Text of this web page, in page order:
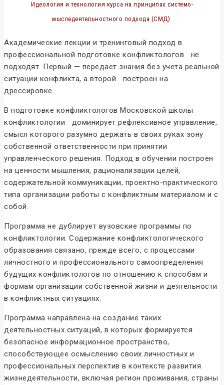
Идеология и технология курса на принципах системо-
мыследеятельностного подхода (СМД)
Академические лекции и тренинговый подход в
профессиональной подготовке конфликтологов не
подходят. Первый — передает знания без учета реальной
ситуации конфликта, а второй построен на
дрессировке.
В подготовке конфликтологов Московской школы
конфликтологии доминирует рефлексивное управление,
смысл которого разумно держать в своих руках зону
собственной ответственности при принятии
управленческого решения. Подход в обучении построен
на ценности мышления, рационализации целей,
содержательной коммуникации, проектно-практического
типа организации работы с конфликтным материалом и с
собой.
Программа не дублирует вузовские программы по
конфликтологии. Содержание конфликтологического
образования связано, прежде всего, с процессами
личностного и профессионального самоопределения
будущих конфликтологов по отношению к способам и
формам организации собственной жизни и деятельности
в конфликтных ситуациях.
Программа направлена на создание таких
деятельностных ситуаций, в которых формируется
безопасное информационное пространство,
способствующее осмыслению своих личностных и
профессиональных перспектив в контексте развития
жизнедеятельности, включая регион проживания, страны